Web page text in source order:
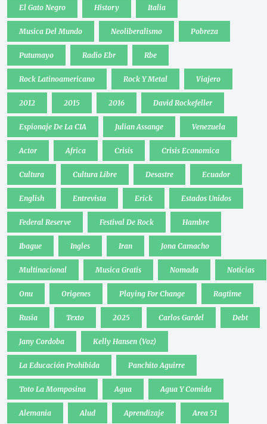
El Gato Negro History Italia
Musica Del Mundo Neoliberalismo Pobreza
Putumayo Radio Ebr Rbe
Rock Latinoamericano Rock Y Metal Viajero
2012 2015 2016 David Rockefeller
Espionaje De La CIA Julian Assange Venezuela
Actor Africa Crisis Crisis Economica
Cultura Cultura Libre Desastre Ecuador
English Entrevista Erick Estados Unidos
Federal Reserve Festival De Rock Hambre
Ibague Ingles Iran Jona Camacho
Multinacional Musica Gratis Nomada Noticias
Onu Origenes Playing For Change Ragtime
Rusia Texto 2025 Carlos Gardel Debt
Jany Cordoba Kelly Hansen (Voz)
La Educación Prohibida Panchito Aguirre
Toto La Momposina Agua Agua Y Comida
Alemania Alud Aprendizaje Area 51